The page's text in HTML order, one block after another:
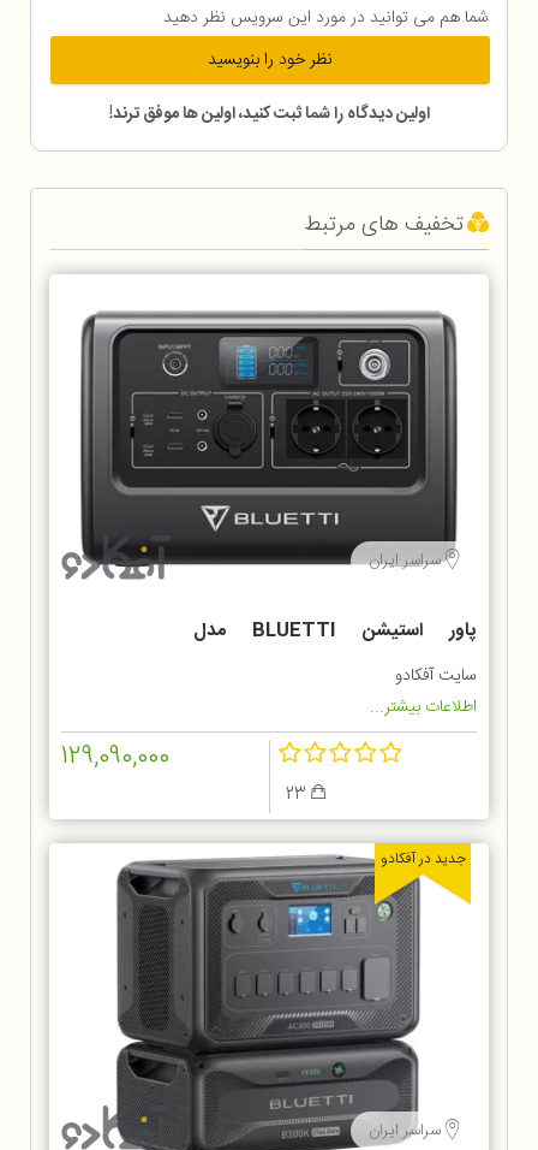
شما هم می توانید در مورد این سرویس نظر دهید
نظر خود را بنویسید
اولین دیدگاه را شما ثبت کنید، اولین ها موفق ترند!
تخفیف های مرتبط
سراسر ایران
پاور استیشن BLUETTI مدل
Portable Power Station EB70
سایت آفکادو
اطلاعات بیشتر...
129,090,000
جدید در آفکادو
سراسر ایران